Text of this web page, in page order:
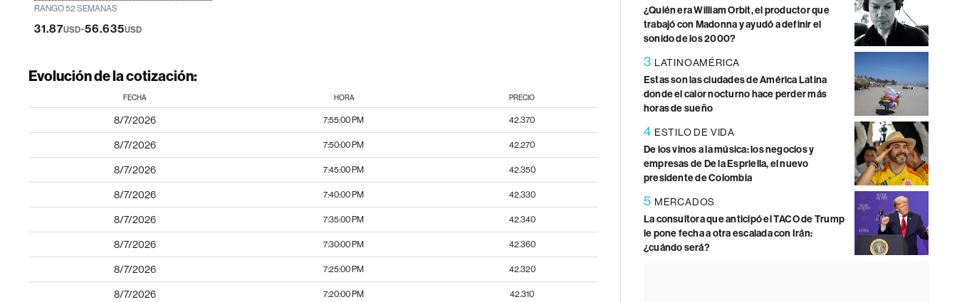
RANGO 52 SEMANAS
31.87USD-56.635USD
Evolución de la cotización:
FECHA HORA PRECIO
8/7/2026 7:55:00 PM 42.370
8/7/2026 7:50:00 PM 42.270
8/7/2026 7:45:00 PM 42.350
8/7/2026 7:40:00 PM 42.330
8/7/2026 7:35:00 PM 42.340
8/7/2026 7:30:00 PM 42.360
8/7/2026 7:25:00 PM 42.320
8/7/2026 7:20:00 PM 42.310
¿Quién era William Orbit, el productor que
trabajó con Madonna y ayudó a definir el
sonido de los 2000?
3 LATINOAMÉRICA
Estas son las ciudades de América Latina
donde el calor nocturno hace perder más
horas de sueño
4 ESTILO DE VIDA
De los vinos a la música: los negocios y
empresas de De la Espriella, el nuevo
presidente de Colombia
5 MERCADOS
La consultora que anticipó el TACO de Trump
le pone fecha a otra escalada con Irán:
¿cuándo será?